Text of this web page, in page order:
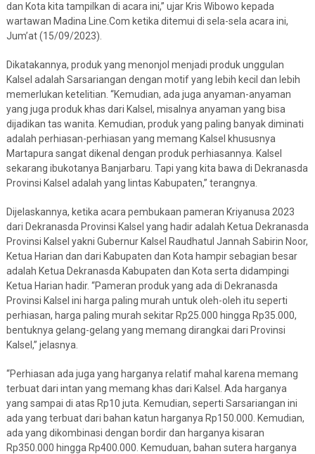
dan Kota kita tampilkan di acara ini,” ujar Kris Wibowo kepada
wartawan Madina Line.Com ketika ditemui di sela-sela acara ini,
Jum’at (15/09/2023).
Dikatakannya, produk yang menonjol menjadi produk unggulan
Kalsel adalah Sarsariangan dengan motif yang lebih kecil dan lebih
memerlukan ketelitian. “Kemudian, ada juga anyaman-anyaman
yang juga produk khas dari Kalsel, misalnya anyaman yang bisa
dijadikan tas wanita. Kemudian, produk yang paling banyak diminati
adalah perhiasan-perhiasan yang memang Kalsel khususnya
Martapura sangat dikenal dengan produk perhiasannya. Kalsel
sekarang ibukotanya Banjarbaru. Tapi yang kita bawa di Dekranasda
Provinsi Kalsel adalah yang lintas Kabupaten,” terangnya.
Dijelaskannya, ketika acara pembukaan pameran Kriyanusa 2023
dari Dekranasda Provinsi Kalsel yang hadir adalah Ketua Dekranasda
Provinsi Kalsel yakni Gubernur Kalsel Raudhatul Jannah Sabirin Noor,
Ketua Harian dan dari Kabupaten dan Kota hampir sebagian besar
adalah Ketua Dekranasda Kabupaten dan Kota serta didampingi
Ketua Harian hadir. “Pameran produk yang ada di Dekranasda
Provinsi Kalsel ini harga paling murah untuk oleh-oleh itu seperti
perhiasan, harga paling murah sekitar Rp25.000 hingga Rp35.000,
bentuknya gelang-gelang yang memang dirangkai dari Provinsi
Kalsel,” jelasnya.
“Perhiasan ada juga yang harganya relatif mahal karena memang
terbuat dari intan yang memang khas dari Kalsel. Ada harganya
yang sampai di atas Rp10 juta. Kemudian, seperti Sarsariangan ini
ada yang terbuat dari bahan katun harganya Rp150.000. Kemudian,
ada yang dikombinasi dengan bordir dan harganya kisaran
Rp350.000 hingga Rp400.000. Kemuduan, bahan sutera harganya